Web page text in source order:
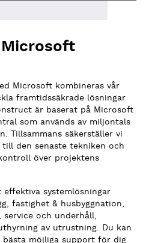
Microsoft kombineras vår
framtidssäkrade lösningar
är baserat på Microsoft
som används av miljontals
Tillsammans säkerställer vi
den senaste tekniken och
över projektens
systemlösningar
fastighet & husbyggnation,
och underhåll,
av utrustning. Du kan
möjliga support för dig